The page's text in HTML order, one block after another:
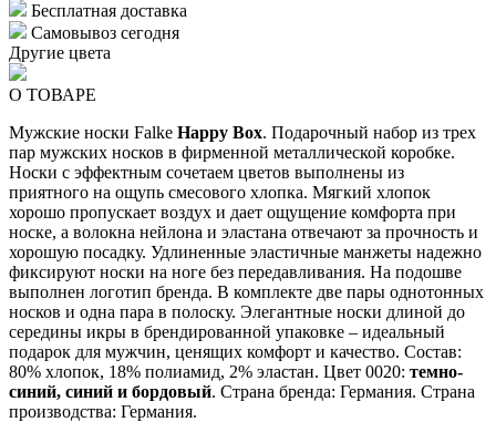
Бесплатная доставка
Самовывоз сегодня
Другие цвета
О ТОВАРЕ
Мужские носки Falke Happy Box. Подарочный набор из трех
пар мужских носков в фирменной металлической коробке.
Носки с эффектным сочетаем цветов выполнены из
приятного на ощупь смесового хлопка. Мягкий хлопок
хорошо пропускает воздух и дает ощущение комфорта при
носке, а волокна нейлона и эластана отвечают за прочность и
хорошую посадку. Удлиненные эластичные манжеты надежно
фиксируют носки на ноге без передавливания. На подошве
выполнен логотип бренда. В комплекте две пары однотонных
носков и одна пара в полоску. Элегантные носки длиной до
середины икры в брендированной упаковке – идеальный
подарок для мужчин, ценящих комфорт и качество. Состав:
80% хлопок, 18% полиамид, 2% эластан. Цвет 0020: темно-
синий, синий и бордовый. Страна бренда: Германия. Страна
производства: Германия.